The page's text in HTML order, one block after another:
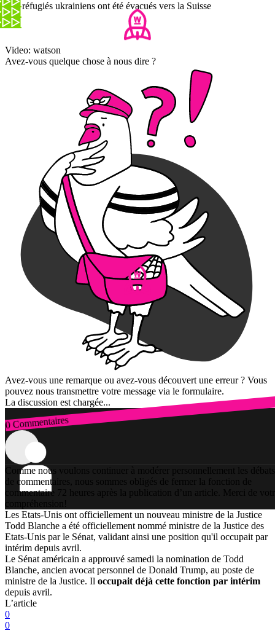
140 réfugiés ukrainiens ont été évacués vers la Suisse
Video: watson
Avez-vous quelque chose à nous dire ?
Avez-vous une remarque ou avez-vous découvert une erreur ? Vous
pouvez nous transmettre votre message via le formulaire.
La discussion est chargée...
0 Commentaires
Connexion
Comme nous voulons continuer à modérer personnellement les débats
de commentaires, nous sommes obligés de fermer la fonction de
commentaire 72 heures après la publication d’un article. Merci de
compréhension!
Les Etats-Unis ont officiellement un nouveau ministre de la Justice
Todd Blanche a été officiellement nommé ministre de la Justice des
Etats-Unis par le Sénat, validant ainsi une position qu'il occupait par
intérim depuis avril.
Le Sénat américain a approuvé samedi la nomination de Todd
Blanche, ancien avocat personnel de Donald Trump, au poste de
ministre de la Justice. Il occupait déjà cette fonction par intérim
depuis avril.
L’article
0
0